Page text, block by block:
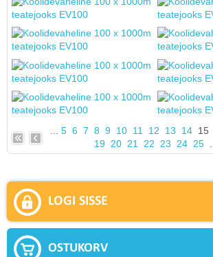
...5 6 7 8 9 10 11 12 13 14 15
19
20 21 22 23 24 25...
LOGI SISSE
OSTUKORV